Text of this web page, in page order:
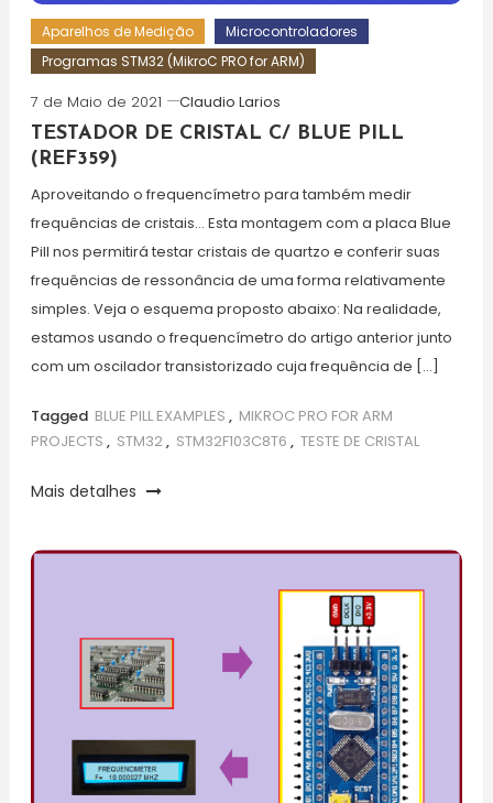
Aparelhos de Medição
Microcontroladores
Programas STM32 (MikroC PRO for ARM)
7 de Maio de 2021
Claudio Larios
TESTADOR DE CRISTAL C/ BLUE PILL
(REF359)
Aproveitando o frequencímetro para também medir
frequências de cristais… Esta montagem com a placa Blue
Pill nos permitirá testar cristais de quartzo e conferir suas
frequências de ressonância de uma forma relativamente
simples. Veja o esquema proposto abaixo: Na realidade,
estamos usando o frequencímetro do artigo anterior junto
com um oscilador transistorizado cuja frequência de […]
Tagged BLUE PILL EXAMPLES , MIKROC PRO FOR ARM
PROJECTS , STM32, STM32F103C8T6 , TESTE DE CRISTAL
Mais detalhes